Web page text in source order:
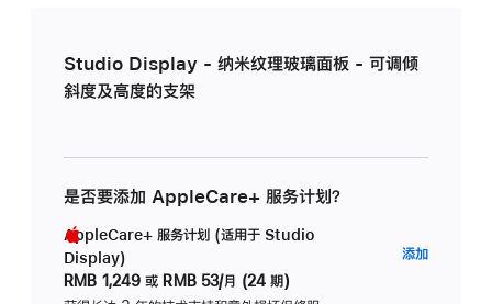
Studio Display - 纳米纹理玻璃面板 - 可调倾
斜度及高度的支架
是否要添加 AppleCare+ 服务计划？
AppleCare+ 服务计划 (适用于 Studio
Display)
RMB 1,249 或 RMB 53/月 (24 期)
添加